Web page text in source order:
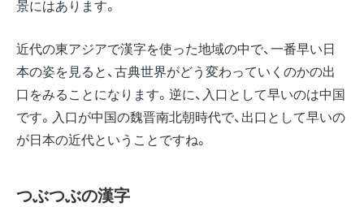
景にはあります。
近代の東アジアで漢字を使った地域の中で、一番早い日
本の姿を見ると、古典世界がどう変わっていくのかの出
口をみることになります。逆に、入口として早いのは中国
です。入口が中国の魏晋南北朝時代で、出口として早いの
が日本の近代ということですね。
つぶつぶの漢字